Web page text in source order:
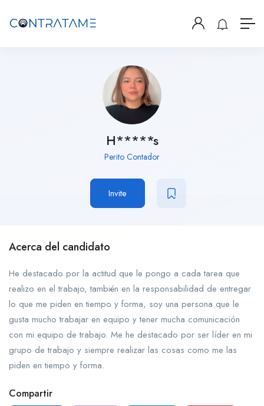
H*****s
Perito Contador
Invite
Acerca del candidato
He destacado por la actitud que le pongo a cada tarea que
realizo en el trabajo, también en la responsabilidad de entregar
lo que me piden en tiempo y forma, soy una persona que le
gusta mucho trabajar en equipo y tener mucha comunicación
con mi equipo de trabajo. Me he destacado por ser líder en mi
grupo de trabajo y siempre realizar las cosas como me las
piden en tiempo y forma.
Compartir